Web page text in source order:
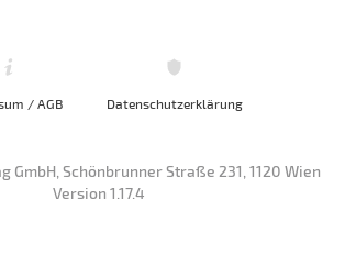
/ AGB Datenschutzerklärung
GmbH, Schönbrunner Straße 231, 1120 Wien
Version 1.17.4